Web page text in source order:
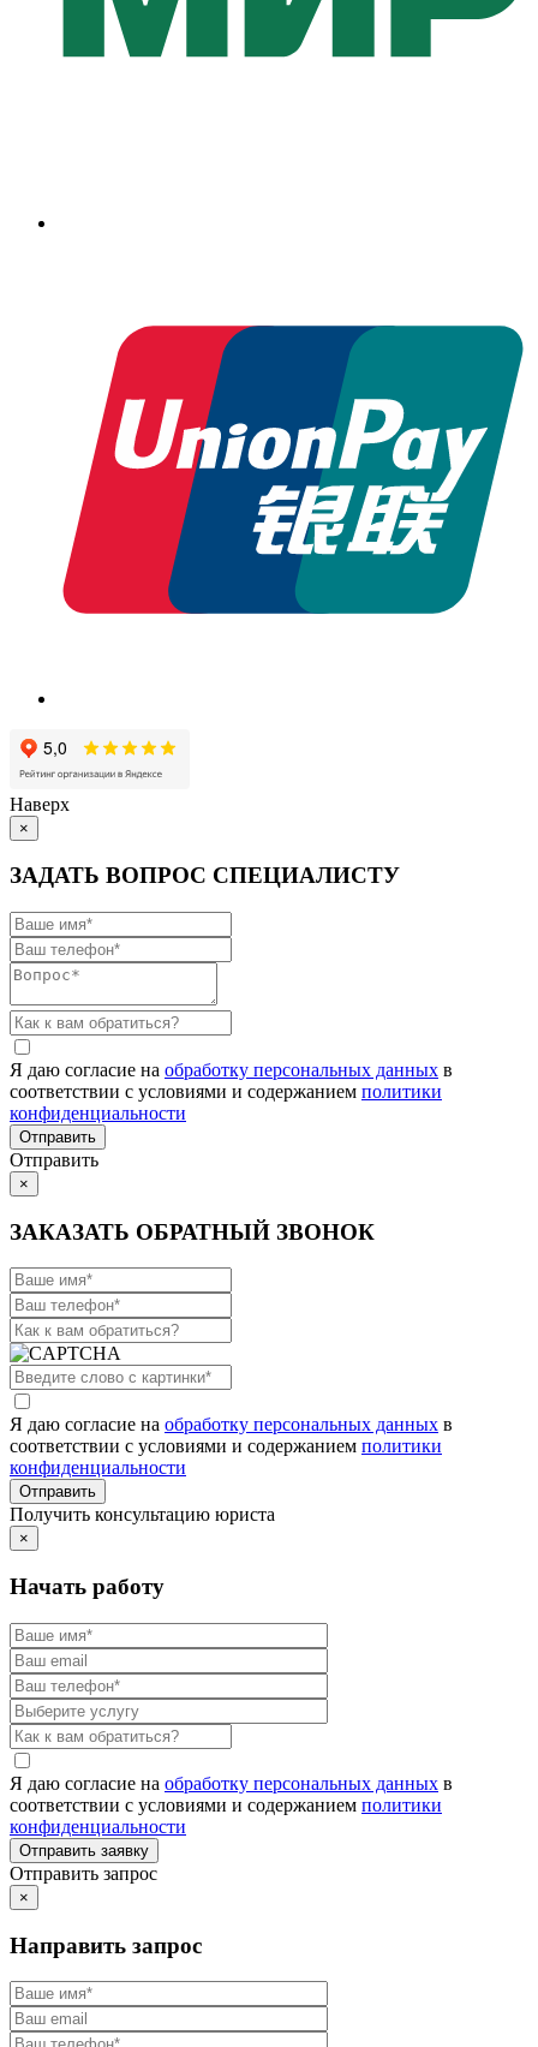
Наверх
×
ЗАДАТЬ ВОПРОС СПЕЦИАЛИСТУ
Я даю согласие на обработку персональных данных в
соответствии с условиями и содержанием политики
конфиденциальности
Отправить
×
ЗАКАЗАТЬ ОБРАТНЫЙ ЗВОНОК
Я даю согласие на обработку персональных данных в
соответствии с условиями и содержанием политики
конфиденциальности
Получить консультацию юриста
×
Начать работу
Я даю согласие на обработку персональных данных в
соответствии с условиями и содержанием политики
конфиденциальности
Отправить запрос
×
Направить запрос